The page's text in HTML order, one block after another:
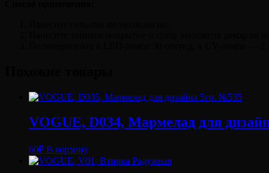
VOGUE, D034, Мармелад для
60₽ В корзину